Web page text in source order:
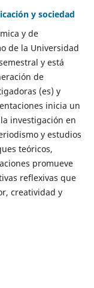
y sociedad
y de
de la Universidad
y está
de
(es) y
inicia un
investigación en
y estudios
teóricos,
promueve
reflexivas que
creatividad y